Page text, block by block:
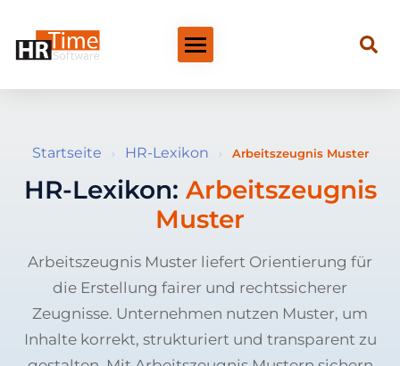
Startseite › HR-Lexikon › Arbeitszeugnis Muster
HR-Lexikon: Arbeitszeugnis
Muster
Arbeitszeugnis Muster liefert Orientierung für
die Erstellung fairer und rechtssicherer
Zeugnisse. Unternehmen nutzen Muster, um
Inhalte korrekt, strukturiert und transparent zu